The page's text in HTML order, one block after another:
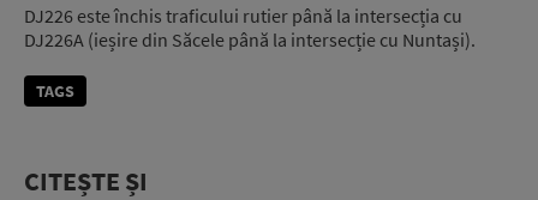
DJ226 esteînchis traficului rutier până la intersecția cu
DJ226A (ieșire din Săcele până la intersecție cu Nuntași).
TAGS
CITEȘTE ȘI